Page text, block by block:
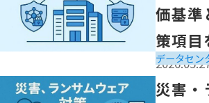
価基準
策項目
データセン
「災害・ランサムウェア対策に効果的
災害・